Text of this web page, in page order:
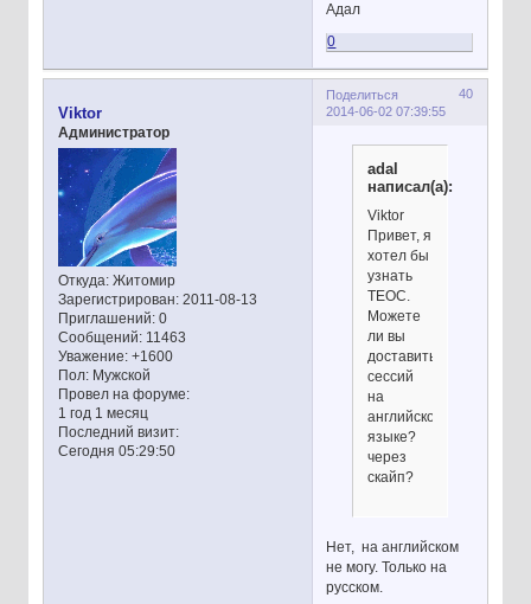
Адал
0
Поделиться
40
2014-06-02 07:39:55
Viktor
Администратор
Откуда:Житомир
Зарегистрирован: 2011-08-13
Приглашений:0
Сообщений:11463
Уважение: +1600
Пол:Мужской
Провел на форуме:
1 год 1 месяц
Последний визит:
Сегодня 05:29:50
adal
написал(а):
Viktor
Привет, я
хотел бы
узнать
ТЕОС.
Можете
ли вы
доставить
сессий
на
английском
языке?
через
скайп?
Нет, на английском
не могу. Только на
русском.